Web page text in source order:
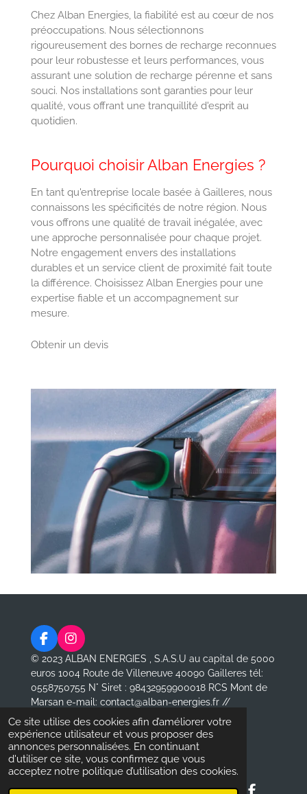
Ce site utilise des cookies afin d’améliorer votre
expérience utilisateur et vous proposer des
annonces personnalisées. En continuant
d'utiliser ce site, vous confirmez que vous
acceptez notre politique d’utilisation des cookies.
Chez Alban Energies, la fiabilité est au cœur de nos
préoccupations. Nous sélectionnons
rigoureusement des bornes de recharge reconnues
pour leur robustesse et leurs performances, vous
assurant une solution de recharge pérenne et sans
souci. Nos installations sont garanties pour leur
qualité, vous offrant une tranquillité d'esprit au
quotidien.
Pourquoi choisir Alban Energies ?
En tant qu'entreprise locale basée à Gailleres, nous
connaissons les spécificités de notre région. Nous
vous offrons une qualité de travail inégalée, avec
une approche personnalisée pour chaque projet.
Notre engagement envers des installations
durables et un service client de proximité fait toute
la différence. Choisissez Alban Energies pour une
expertise fiable et un accompagnement sur
mesure.
Obtenir un devis
F
a
c
e
b
o
o
k
I
n
s
t
a
g
a
m
© 2023 ALBAN ENERGIES , S.A.S.U au capital de 5000
euros 1004 Route de Villeneuve 40090 Gailleres tél:
0558750755 N° Siret : 98432959900018 RCS Mont de
Marsan e-mail: contact@alban-energies.fr //
www.alban-energies.fr
Propulsé parWebador